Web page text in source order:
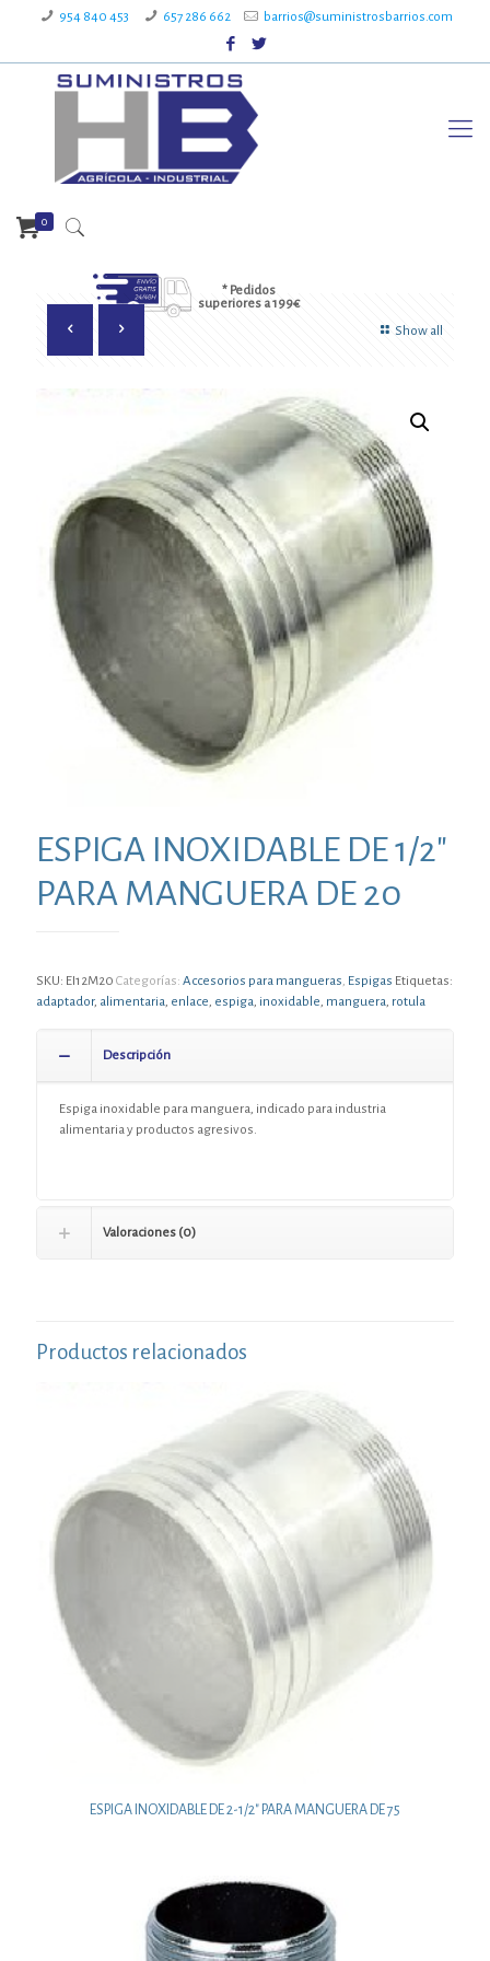
954 840 453 657 286 662 barrios@suministrosbarrios.com
* Pedidos
superiores a 199€
0
Show all
ESPIGA INOXIDABLE DE 1/2″
PARA MANGUERA DE 20
SKU: EI12M20 Categorías: Accesorios para mangueras, Espigas Etiquetas:
adaptador, alimentaria, enlace, espiga, inoxidable, manguera, rotula
Descripción
Espiga inoxidable para manguera, indicado para industria
alimentaria y productos agresivos.
Valoraciones (0)
Productos relacionados
ESPIGA INOXIDABLE DE 2-1/2″ PARA MANGUERA DE 75